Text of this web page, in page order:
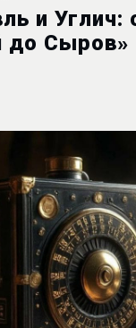
и Углич:
до Сыров»